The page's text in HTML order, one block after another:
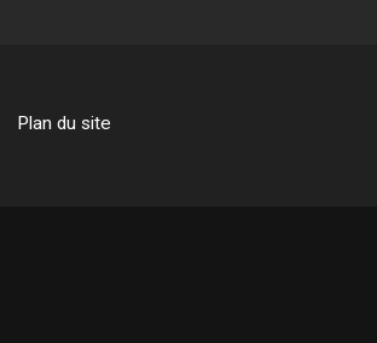
Plan du site